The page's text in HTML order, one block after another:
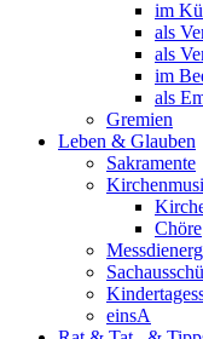
im
als
als
im
als
Gremien
Leben & Glauben
Sakramente
Chöre
einsA